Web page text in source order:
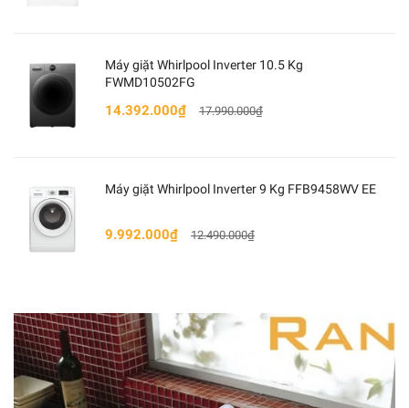
• Chương trình: Đồ len, Quay, Giặt vết bẩn, Đồ hỗn
hợp, Vệ sinh lồng giặt, Làm mới quần áo bằng hơi
nước, Giặt vệ sinh, Giặt tiết kiệm Cotton, Giặt sấy 60
bằng Ozone với 90°CSanitize Wash - Chương trình
giặt sát khuẩn loại bỏ vi khuẩnCông nghệ cảm biến
thông minh 6th SENSE
• Công nghệ sấy: Ngưng tụ
Máy giặt Whirlpool Inverter 10.5 Kg
FWMD10502FG
14.392.000₫ 17.990.000₫
Máy giặt Whirlpool Inverter 9 Kg FFB9458WV EE
9.992.000₫ 12.490.000₫